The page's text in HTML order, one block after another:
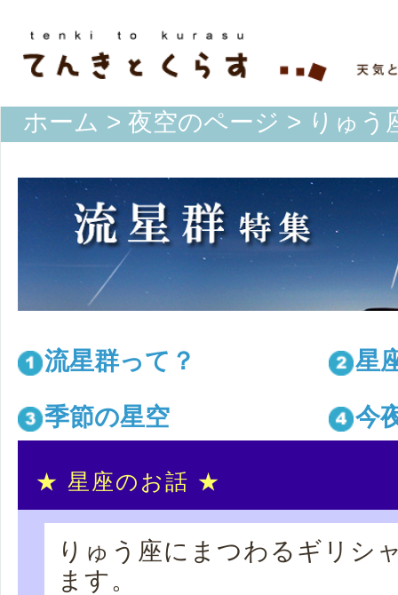
ホーム > 夜空のページ > りゅう
流星群って？ 星
季節の星空 今
★ 星座のお話 ★
りゅう座にまつわるギリシ
ます。